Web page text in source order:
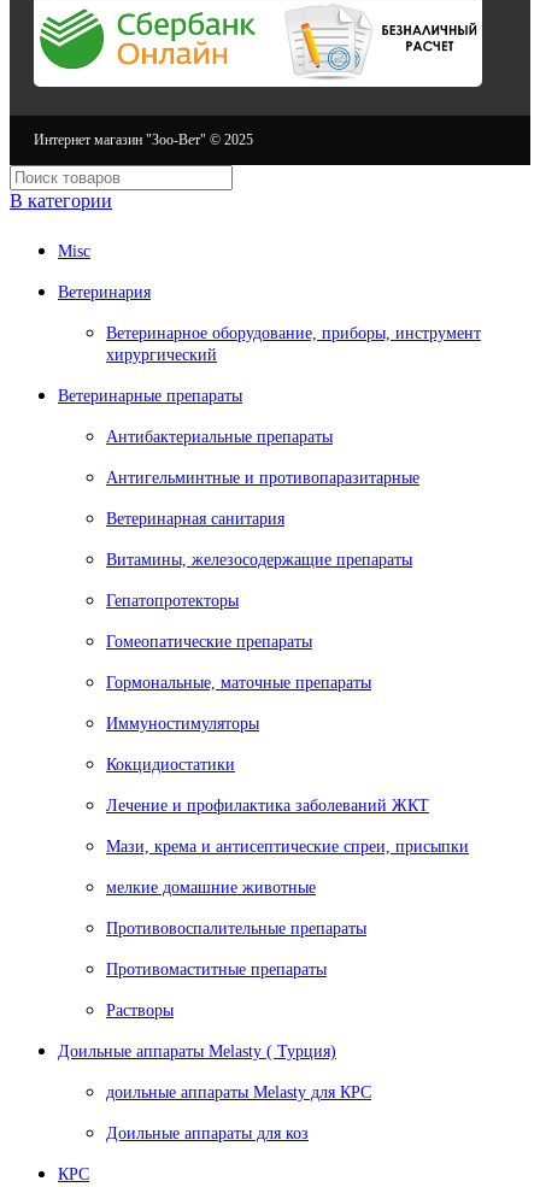
Интернет магазин "Зоо-Вет" © 2025
В категории
Misc
Ветеринария
Ветеринарное оборудование, приборы, инструмент
хирургический
Ветеринарные препараты
Антибактериальные препараты
Антигельминтные и противопаразитарные
Ветеринарная санитария
Витамины, железосодержащие препараты
Гепатопротекторы
Гомеопатические препараты
Гормональные, маточные препараты
Иммуностимуляторы
Кокцидиостатики
Лечение и профилактика заболеваний ЖКТ
Мази, крема и антисептические спреи, присыпки
мелкие домашние животные
Противовоспалительные препараты
Противомаститные препараты
Растворы
Доильные аппараты Melasty ( Турция)
доильные аппараты Melasty для КРС
Доильные аппараты для коз
КРС